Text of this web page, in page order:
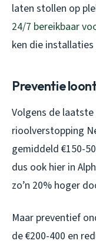
laten stollen op
24/7 bereikbaar
ken die
Preventie
Volgens de
rioolverstopping
gemiddeld €150-
dus ook hier in
zo’n 20% hoger
Maar preventief
de €200-400 en